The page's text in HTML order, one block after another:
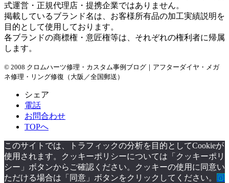
式運営・正規代理店・提携企業ではありません。
掲載しているブランド名は、お客様所有品の加工実績説明を
目的として使用しております。
各ブランドの商標権・意匠権等は、それぞれの権利者に帰属
します。
© 2008 クロムハーツ修理・カスタム事例ブログ｜アフターダイヤ・メガ
ネ修理・リング修復（大阪／全国郵送）
シェア
電話
お問合わせ
TOPへ
このサイトでは、トラフィックの分析を目的としてCookieが
使用されます。クッキーポリシーについては「クッキーポリ
シー」ボタンからご確認ください。クッキーの使用に同意い
ただける場合は「同意」ボタンをクリックしてください。
同